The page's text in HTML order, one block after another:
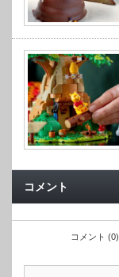
コメント
コメント (0)